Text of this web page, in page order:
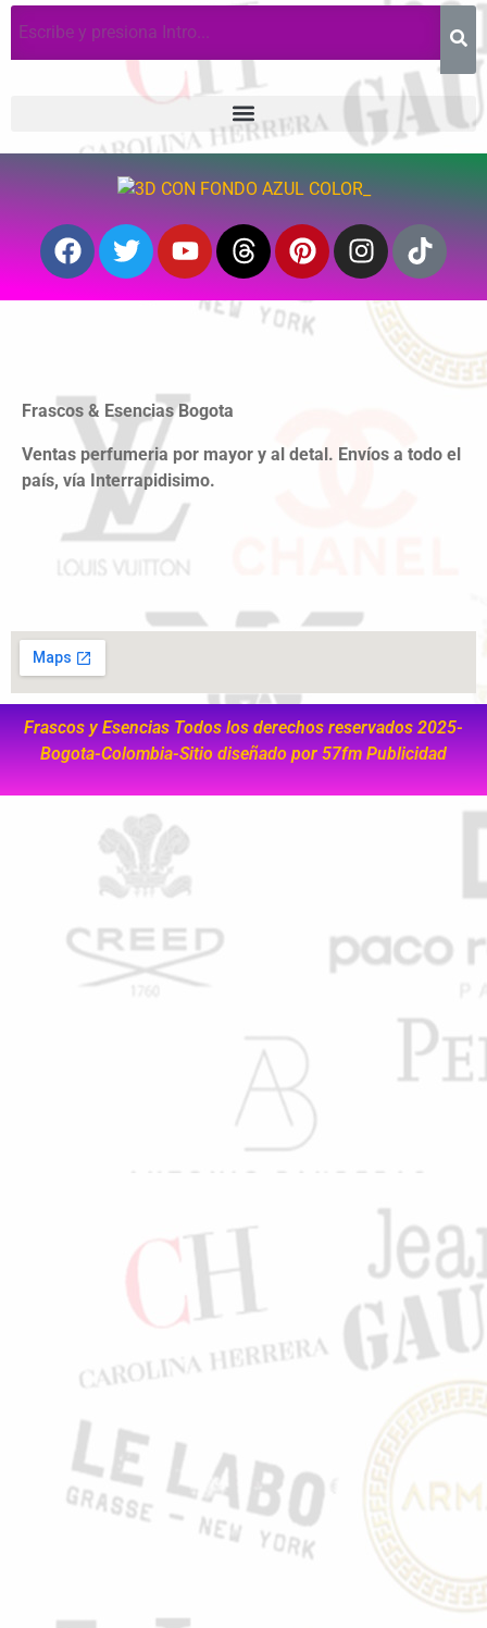
Frascos & Esencias Bogota
Ventas perfumeria por mayor y al detal. Envíos a todo el
país, vía Interrapidisimo.
Frascos y Esencias Todos los derechos reservados 2025-
Bogota-Colombia-Sitio diseñado por 57fm Publicidad